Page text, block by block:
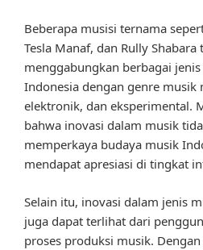
Beberapa musisi ternama
Tesla Manaf, dan Rully Shabara
menggabungkan berbagai
Indonesia dengan genre musik
elektronik, dan eksperimental.
bahwa inovasi dalam musik
memperkaya budaya musik
mendapat apresiasi di tingkat
Selain itu, inovasi dalam jenis
juga dapat terlihat dari
proses produksi musik.